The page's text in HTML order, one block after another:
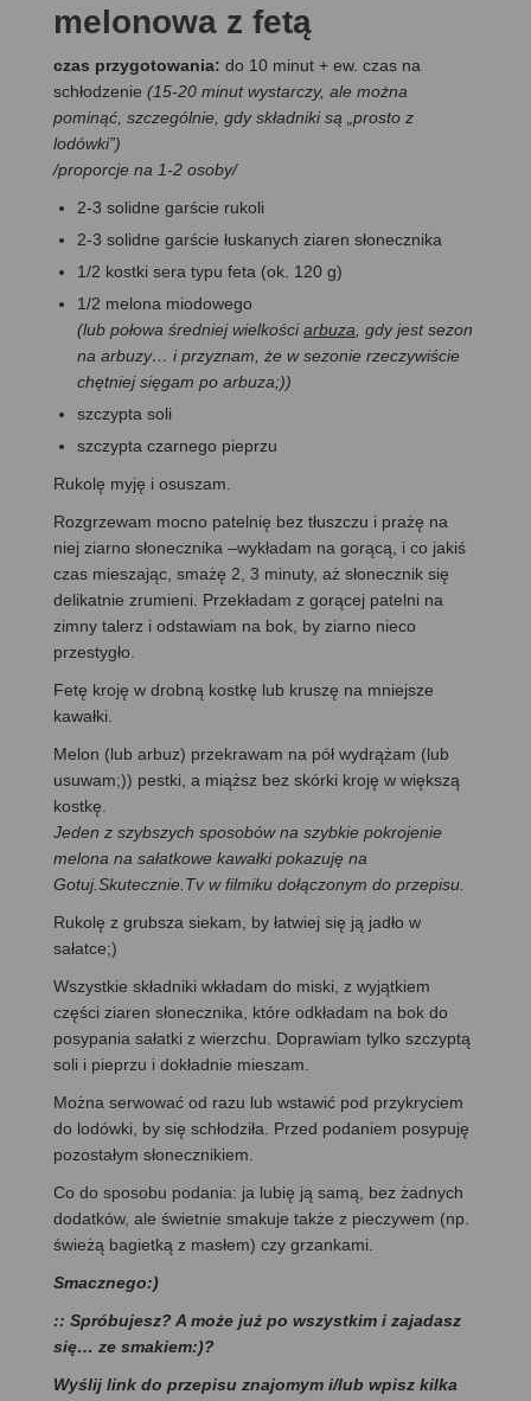
melonowa z fetą
czas przygotowania: do 10 minut + ew. czas na
schłodzenie (15-20 minut wystarczy, ale można
pominąć, szczególnie, gdy składniki są „prosto z
lodówki”)
/proporcje na 1-2 osoby/
2-3 solidne garście rukoli
2-3 solidne garście łuskanych ziaren słonecznika
1/2 kostki sera typu feta (ok. 120 g)
1/2 melona miodowego
(lub połowa średniej wielkościarbuza, gdy jest sezon
na arbuzy… i przyznam, że w sezonie rzeczywiście
chętniej sięgam po arbuza;))
szczypta soli
szczypta czarnego pieprzu
Rukolę myję i osuszam.
Rozgrzewam mocno patelnię bez tłuszczu i prażę na
niej ziarno słonecznika –wykładam na gorącą, i co jakiś
czas mieszając, smażę 2, 3 minuty, aż słonecznik się
delikatnie zrumieni. Przekładam z gorącej patelni na
zimny talerz i odstawiam na bok, by ziarno nieco
przestygło.
Fetę kroję w drobną kostkę lub kruszę na mniejsze
kawałki.
Melon (lub arbuz) przekrawam na pół wydrążam (lub
usuwam;)) pestki, a miąższ bez skórki kroję w większą
kostkę.
Jeden z szybszych sposobów na szybkie pokrojenie
melona na sałatkowe kawałki pokazuję na
Gotuj.Skutecznie.Tv w filmiku dołączonym do przepisu.
Rukolę z grubsza siekam, by łatwiej się ją jadło w
sałatce;)
Wszystkie składniki wkładam do miski, z wyjątkiem
części ziaren słonecznika, które odkładam na bok do
posypania sałatki z wierzchu. Doprawiam tylko szczyptą
soli i pieprzu i dokładnie mieszam.
Można serwować od razu lub wstawić pod przykryciem
do lodówki, by się schłodziła. Przed podaniem posypuję
pozostałym słonecznikiem.
Co do sposobu podania: ja lubię ją samą, bez żadnych
dodatków, ale świetnie smakuje także z pieczywem (np.
świeżą bagietką z masłem) czy grzankami.
Smacznego:)
:: Spróbujesz? A może już po wszystkim i zajadasz
się… ze smakiem:)?
Wyślij link do przepisu znajomym i/lub wpisz kilka